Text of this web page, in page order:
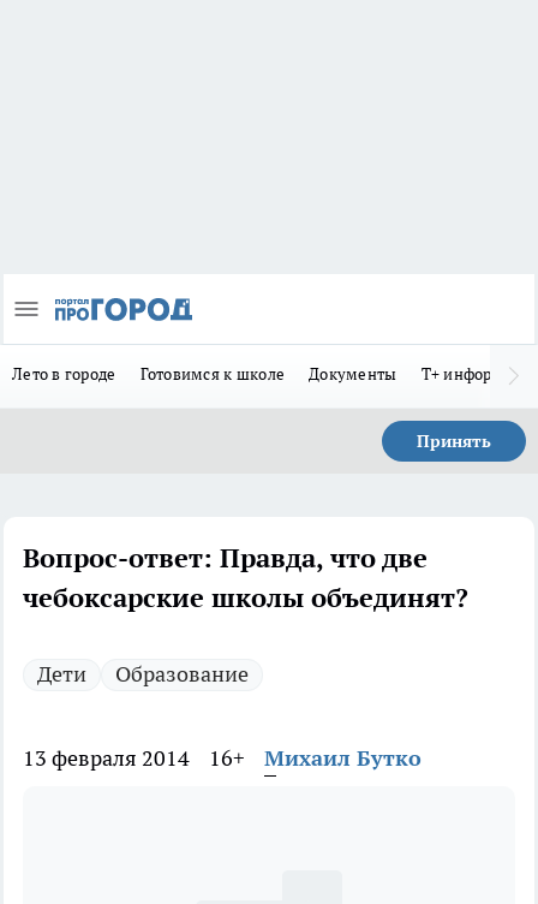
Лето в городе Готовимся к школе Документы Т+
Принять
Вопрос-ответ: Правда, что две
чебоксарские школы объединят?
Дети Образование
13 февраля 2014 16+ Михаил Бутко